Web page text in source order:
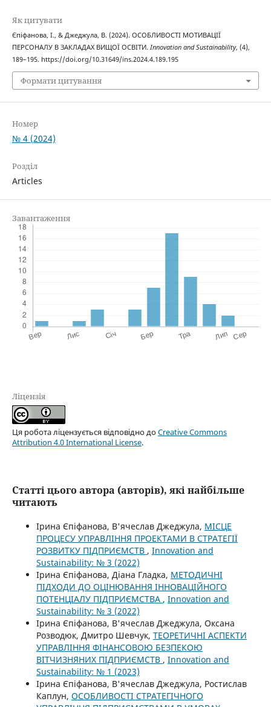
Як цитувати
Єпіфанова, І., & Джеджула, В. (2024). ОСОБЛИВОСТІ МОТИВАЦІЇ
ПЕРСОНАЛУ В ЗАКЛАДАХ ВИЩОЇ ОСВІТИ. Innovation and Sustainability, (4),
189–195. https://doi.org/10.31649/ins.2024.4.189.195
Формати цитування
Номер
№ 4 (2024)
Розділ
Articles
Завантаження
Ліцензія
Ця робота ліцензується відповідно доCreative Commons
Attribution 4.0 International License.
Статті цього автора (авторів), які найбільше
читають
Ірина Єпіфанова, В'ячеслав Джеджула, МІСЦЕ
ПРОЦЕСУ УПРАВЛІННЯ ПРОЕКТАМИ В СТРАТЕГІЇ
РОЗВИТКУ ПІДПРИЄМСТВ , Innovation and
Sustainability: № 3 (2022)
Ірина Єпіфанова, Діана Гладка, МЕТОДИЧНІ
ПІДХОДИ ДО ОЦІНЮВАННЯ ІННОВАЦІЙНОГО
ПОТЕНЦІАЛУ ПІДПРИЄМСТВА , Innovation and
Sustainability: № 3 (2022)
Ірина Єпіфанова, В'ячеслав Джеджула, Оксана
Розводюк, Дмитро Шевчук, ТЕОРЕТИЧНІ АСПЕКТИ
УПРАВЛІННЯ ФІНАНСОВОЮ БЕЗПЕКОЮ
ВІТЧИЗНЯНИХ ПІДПРИЄМСТВ , Innovation and
Sustainability: № 1 (2023)
Ірина Єпіфанова, В'ячеслав Джеджула, Ростислав
Каплун, ОСОБЛИВОСТІ СТРАТЕГІЧНОГО